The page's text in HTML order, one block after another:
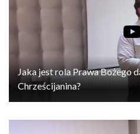
Jaka jest rola Prawa Bożego
Chrześcijanina?